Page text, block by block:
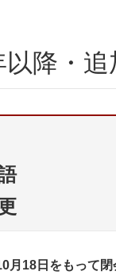
以降・
語
18日をもって閉